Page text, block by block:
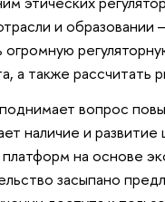
и
а также рассчитать
вопрос
наличие и
на основе
засыпано